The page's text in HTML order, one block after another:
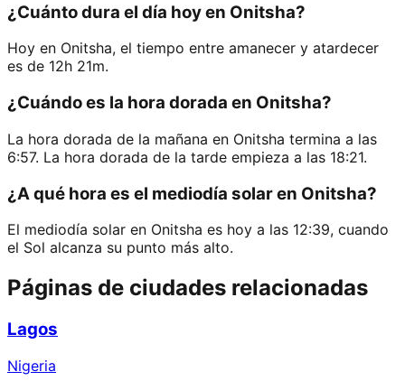
¿Cuánto dura el día hoy en Onitsha?
Hoy en Onitsha, el tiempo entre amanecer y atardecer
es de 12h 21m.
¿Cuándo es la hora dorada en Onitsha?
La hora dorada de la mañana en Onitsha termina a las
6:57. La hora dorada de la tarde empieza a las 18:21.
¿A qué hora es el mediodía solar en Onitsha?
El mediodía solar en Onitsha es hoy a las 12:39, cuando
el Sol alcanza su punto más alto.
Páginas de ciudades relacionadas
Lagos
Nigeria